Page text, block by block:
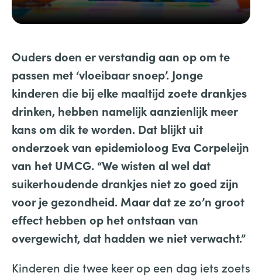
Ouders doen er verstandig aan op om te
passen met ‘vloeibaar snoep’. ​Jonge
kinderen die bij elke maaltijd zoete drankjes
drinken, hebben namelijk aanzienlijk meer
kans om dik te worden. Dat blijkt uit
onderzoek van epidemioloog Eva Corpeleijn
van het UMCG. “We wisten al wel dat
suikerhoudende drankjes niet zo goed zijn
voor je gezondheid. Maar dat ze zo’n groot
effect hebben op het ontstaan van
overgewicht, dat hadden we niet verwacht.”
Kinderen die twee keer op een dag iets zoets